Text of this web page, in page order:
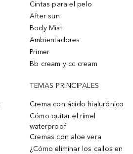
Cintas para el pelo
After sun
Body Mist
Ambientadores
Primer
Bb cream y cc cream
TEMAS PRINCIPALES
Crema con ácido hialurónico
Cómo quitar el rímel
waterproof
Cremas con aloe vera
¿Cómo eliminar los callos en